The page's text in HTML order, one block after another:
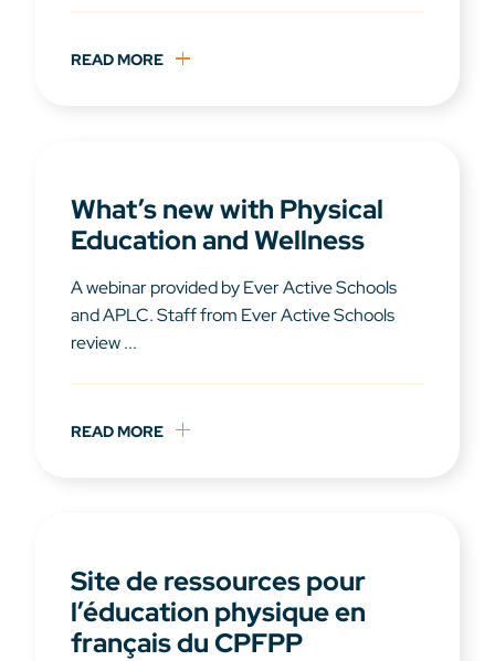
READ MORE
What’s new with Physical
Education and Wellness
A webinar provided by Ever Active Schools
and APLC. Staff from Ever Active Schools
review ...
READ MORE
Site de ressources pour
l’éducation physique en
français du CPFPP